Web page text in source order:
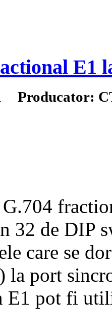
E1
Producator:
32 de DIP
care se
la port
E1 pot fi